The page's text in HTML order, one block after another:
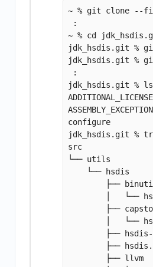
~ % git clone --
:
~ % cd
jdk_hsdis.git %
jdk_hsdis.git %
:
jdk_hsdis.git % ls
configure
jdk_hsdis.git
src
└── utils
    └── hsdis
├──
│   └──
├──
│   └──
├──
├──
        ├── llvm